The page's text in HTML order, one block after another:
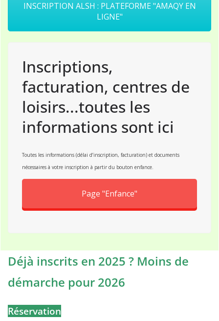
INSCRIPTION ALSH : PLATEFORME "AMAQY EN
LIGNE"
Inscriptions,
facturation, centres de
loisirs...toutes les
informations sont ici
Toutes les informations (délai d’inscription, facturation) et documents
nécessaires à votre inscription à partir du bouton enfance.
Page "Enfance"
Déjà inscrits en 2025 ? Moins de
démarche pour 2026
Réservation